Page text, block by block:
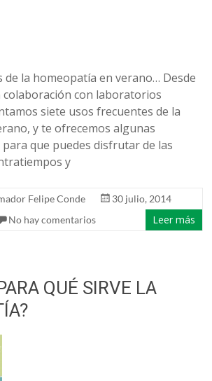
de la homeopatía en verano… Desde
colaboración con laboratorios
siete usos frecuentes de la
y te ofrecemos algunas
que puedes disfrutar de las
y
Felipe Conde
30 julio, 2014
No hay comentarios Leer más
QUÉ SIRVE LA